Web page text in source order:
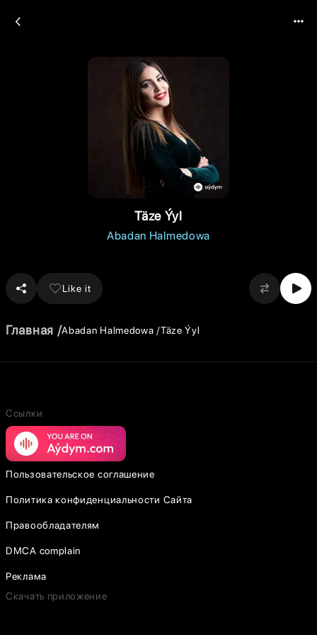
Täze Ýyl
Abadan Halmedowa
Like it
Главная Abadan Halmedowa Täze Ýyl
Ссылки
Пользовательское соглашение
Политика конфиденциальности Сайта
Правообладателям
DMCA complain
Реклама
Скачать приложение